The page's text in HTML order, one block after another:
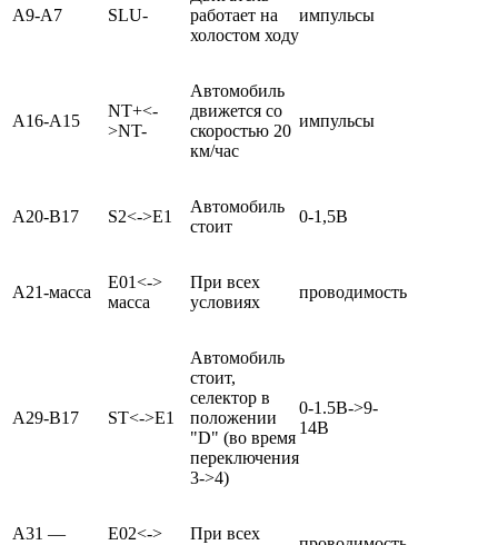
А9-А7 SLU-
работает на
холостом ходу
импульсы
А16-А15
NT+<-
>NT-
Автомобиль
движется со
скоростью 20
км/час
импульсы
А20-В17 S2<->E1
Автомобиль
стоит
0-1,5В
А21-масса
E01<->
масса
При всех
условиях
проводимость
А29-В17 ST<->E1
Автомобиль
стоит,
селектор в
положении
"D" (во время
переключения
3->4)
0-1.5В->9-
14В
А31 —
E02<->
При всех